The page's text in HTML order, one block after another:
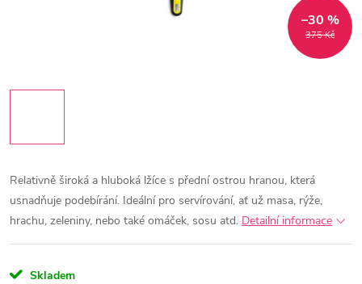
375 Kč
–30 %
Relativně široká a hluboká lžíce s přední ostrou hranou, která
usnadňuje podebírání. Ideální pro servírování, ať už masa, rýže,
hrachu, zeleniny, nebo také omáček, sosu atd. Detailní informace
Skladem